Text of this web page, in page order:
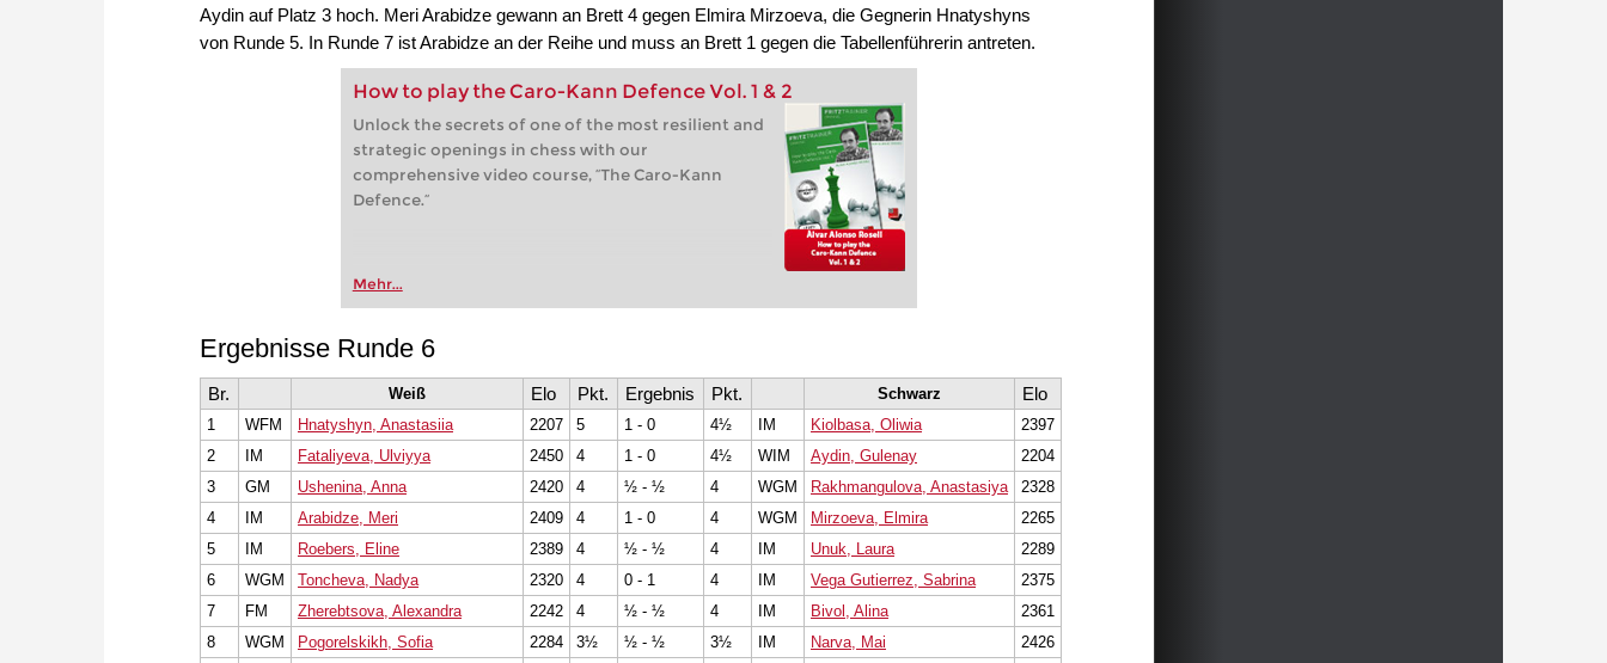
Aydin auf Platz 3 hoch. Meri Arabidze gewann an Brett 4 gegen Elmira Mirzoeva, die Gegnerin Hnatyshyns
von Runde 5. In Runde 7 ist Arabidze an der Reihe und muss an Brett 1 gegen die Tabellenführerin antreten.
How to play the Caro-Kann Defence Vol. 1 & 2
Unlock the secrets of one of the most resilient and
strategic openings in chess with our
comprehensive video course, “The Caro-Kann
Defence.”
Mehr...
Ergebnisse Runde 6
Br. Weiß Elo Pkt. Ergebnis Pkt. Schwarz Elo
1 WFM Hnatyshyn, Anastasiia 2207 5 1 - 0 4½ IM Kiolbasa, Oliwia
2397
2
IM Fataliyeva, Ulviyya 2450 4 1 - 0 4½ WIM Aydin, Gulenay
2204
3
GM Ushenina, Anna 2420 4 ½ - ½ 4 WGM Rakhmangulova, Anastasiya
2328
4
IM Arabidze, Meri 2409 4 1 - 0 4 WGM Mirzoeva, Elmira
2265
5
IM Roebers, Eline 2389 4 ½ - ½ 4 IM Unuk, Laura
2289
6
WGM Toncheva, Nadya 2320 4 0 - 1 4 IM Vega Gutierrez, Sabrina
2375
7
FM Zherebtsova, Alexandra 2242 4 ½ - ½ 4 IM Bivol, Alina
2361
8
WGM Pogorelskikh, Sofia 2284 3½ ½ - ½ 3½ IM Narva, Mai
2426